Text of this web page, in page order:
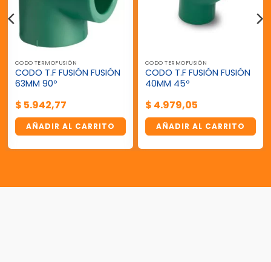
CODO TERMOFUSIÓN
CODO T.F FUSIÓN FUSIÓN
63MM 90º
$ 5.942,77
AÑADIR AL CARRITO
CODO TERMOFUSIÓN
CODO T.F FUSIÓN FUSIÓN
40MM 45º
$ 4.979,05
AÑADIR AL CARRITO